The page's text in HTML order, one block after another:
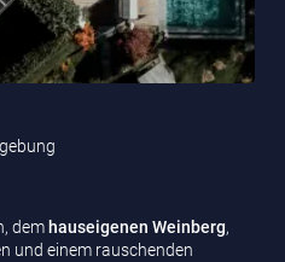
dem hauseigenen Weinberg,
und einem rauschenden